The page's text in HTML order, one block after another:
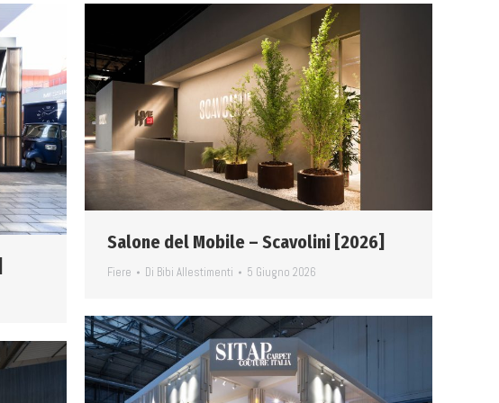
Salone del Mobile – Scavolini [2026]
Fiere Di Bibi Allestimenti 5 Giugno 2026